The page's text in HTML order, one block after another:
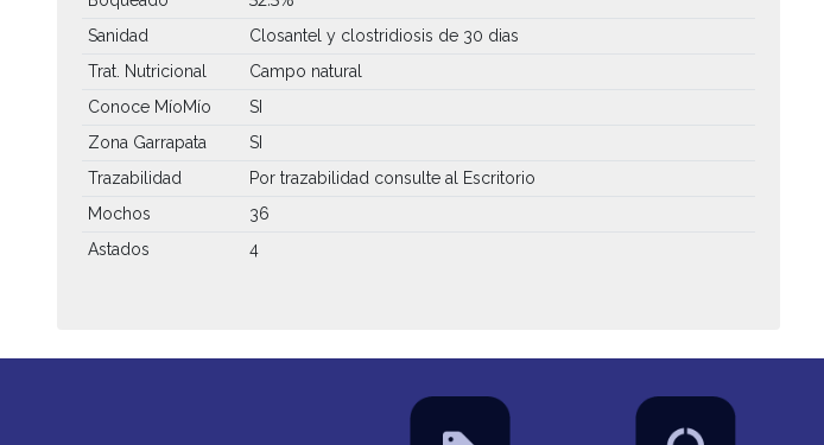
Sanidad
Closantel y clostridiosis de 30 dias
Trat. Nutricional
Campo natural
Conoce MíoMío
SI
Zona Garrapata
SI
Trazabilidad
Por trazabilidad consulte al Escritorio
Mochos
36
Astados
4